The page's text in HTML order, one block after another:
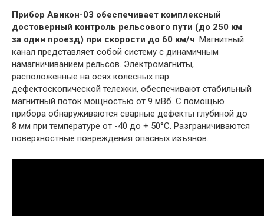
Прибор Авикон-03 обеспечивает комплексный
достоверный контроль рельсового пути (до 250 км
за один проезд) при скорости до 60 км/ч . Магнитный
канал представляет собой систему с динамичным
намагничиванием рельсов. Электромагниты,
расположенные на осях колесных пар
дефектоскопической тележки, обеспечивают стабильный
магнитный поток мощностью от 9 мВб. С помощью
прибора обнаруживаются сварные дефекты глубиной до
8 мм при температуре от -40 до + 50°С. Разграничиваются
поверхностные повреждения опасных изъянов.